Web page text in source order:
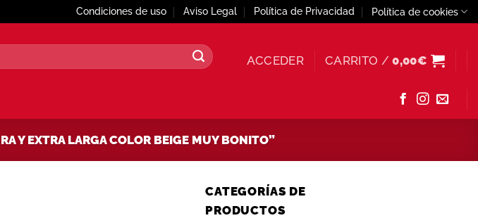
Condiciones de uso Aviso Legal Política de Privacidad Política de cookies
ACCEDER CARRITO /0,00€
Y EXTRA LARGA COLOR BEIGE MUY BONITO”
CATEGORÍAS DE
PRODUCTOS